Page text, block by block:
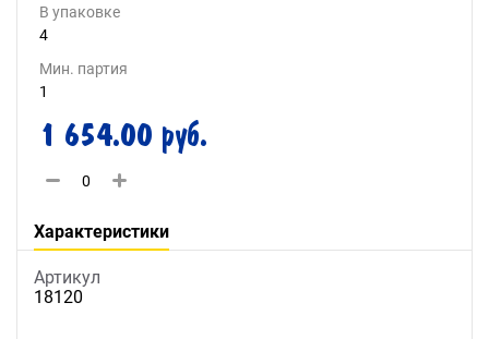
В упаковке
4
Мин. партия
1
1 654.00 руб.
Характеристики
Артикул
18120